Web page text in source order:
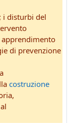
i disturbi del
di prevenzione
costruzione